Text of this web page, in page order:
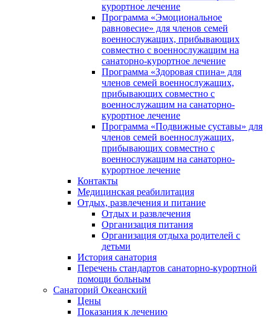
курортное лечение
Программа «Эмоциональное
равновесие» для членов семей
военнослужащих, прибывающих
совместно с военнослужащим на
санаторно-курортное лечение
Программа «Здоровая спина» для
членов семей военнослужащих,
прибывающих совместно с
военнослужащим на санаторно-
курортное лечение
Программа «Подвижные суставы» для
членов семей военнослужащих,
прибывающих совместно с
военнослужащим на санаторно-
курортное лечение
Контакты
Медицинская реабилитация
Отдых, развлечения и питание
Отдых и развлечения
Организация питания
Организация отдыха родителей с
детьми
История санатория
Перечень стандартов санаторно-курортной
помощи больным
Санаторий Океанский
Цены
Показания к лечению